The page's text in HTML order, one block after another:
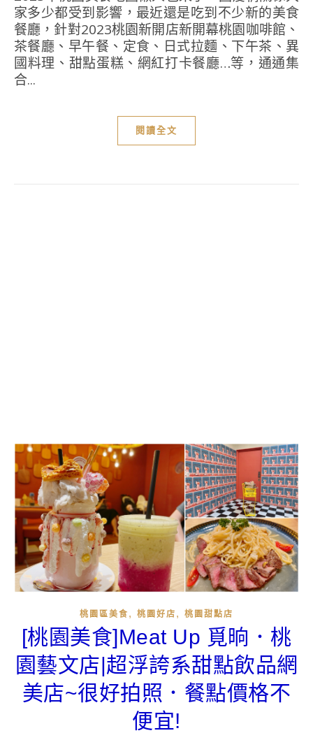
家多少都受到影響，最近還是吃到不少新的美食
餐廳，針對2023桃園新開店新開幕桃園咖啡館、
茶餐廳、早午餐、定食、日式拉麵、下午茶、異
國料理、甜點蛋糕、網紅打卡餐廳…等，通通集
合...
閱讀全文
桃園區美食 , 桃園好店 , 桃園甜點店
[桃園美食]Meat Up 覓晌．桃
園藝文店|超浮誇系甜點飲品網
美店~很好拍照．餐點價格不
便宜!